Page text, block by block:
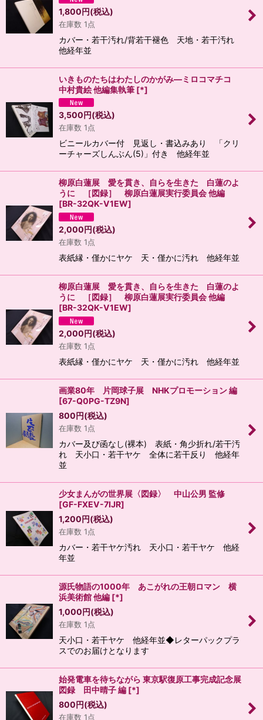
1,800円(税込)
在庫数 1点
カバー・若干汚れ/背若干褪色 天地・若干汚れ
他経年並
いきものたちはわたしのかがみ―ミロコマチコ
中村貴絵 他編集執筆 [*]
3,500円(税込)
在庫数 1点
ビニールカバー付 見返し・書込みあり 「クリ
ーチャーズしんぶん(5)」付き 他経年並
柳原白蓮展 愛を貫き、自らを生きた 白蓮のよ
うに ［図録］ 柳原白蓮展実行委員会 他編
[BR-32QK-V1EW]
2,000円(税込)
在庫数 1点
表紙縁・僅かにヤケ 天・僅かに汚れ 他経年並
柳原白蓮展 愛を貫き、自らを生きた 白蓮のよ
うに ［図録］ 柳原白蓮展実行委員会 他編
[BR-32QK-V1EW]
2,000円(税込)
在庫数 1点
表紙縁・僅かにヤケ 天・僅かに汚れ 他経年並
画業80年 片岡球子展 NHKプロモーション 編
[67-Q0PG-TZ9N]
800円(税込)
在庫数 1点
カバー及び函なし(裸本) 表紙・角少折れ/若干汚
れ 天小口・若干ヤケ 全体に若干反り 他経年
並
少女まんがの世界展〈図録〉 中山公男 監修
[GF-FXEV-7IJR]
1,200円(税込)
在庫数 1点
カバー・若干ヤケ汚れ 天小口・若干ヤケ 他経
年並
源氏物語の1000年 あこがれの王朝ロマン 横
浜美術館 他編 [*]
1,000円(税込)
在庫数 1点
天小口・若干ヤケ 他経年並◆レターパックプラ
スでのお届けとなります
始発電車を待ちながら 東京駅復原工事完成記念展
図録 田中晴子 編 [*]
800円(税込)
在庫数 1点